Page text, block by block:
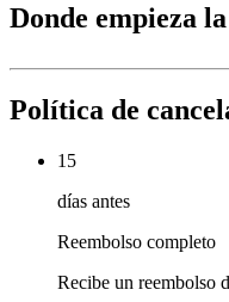
Donde empieza
Política de
15
días antes
Reembolso completo
Recibe un reembolso